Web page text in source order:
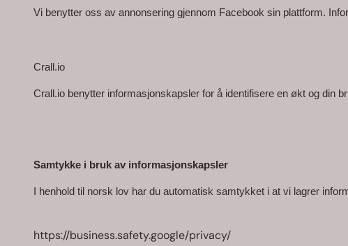
Vi benytter oss av annonsering gjennom Facebook sin plattform.
Crall.io
Crall.io benytter informasjonskapsler for å identifisere en økt og din
Samtykke i bruk av informasjonskapsler
I henhold til norsk lov har du automatisk samtykket i at vi lagrer
https://business.safety.google/privacy/